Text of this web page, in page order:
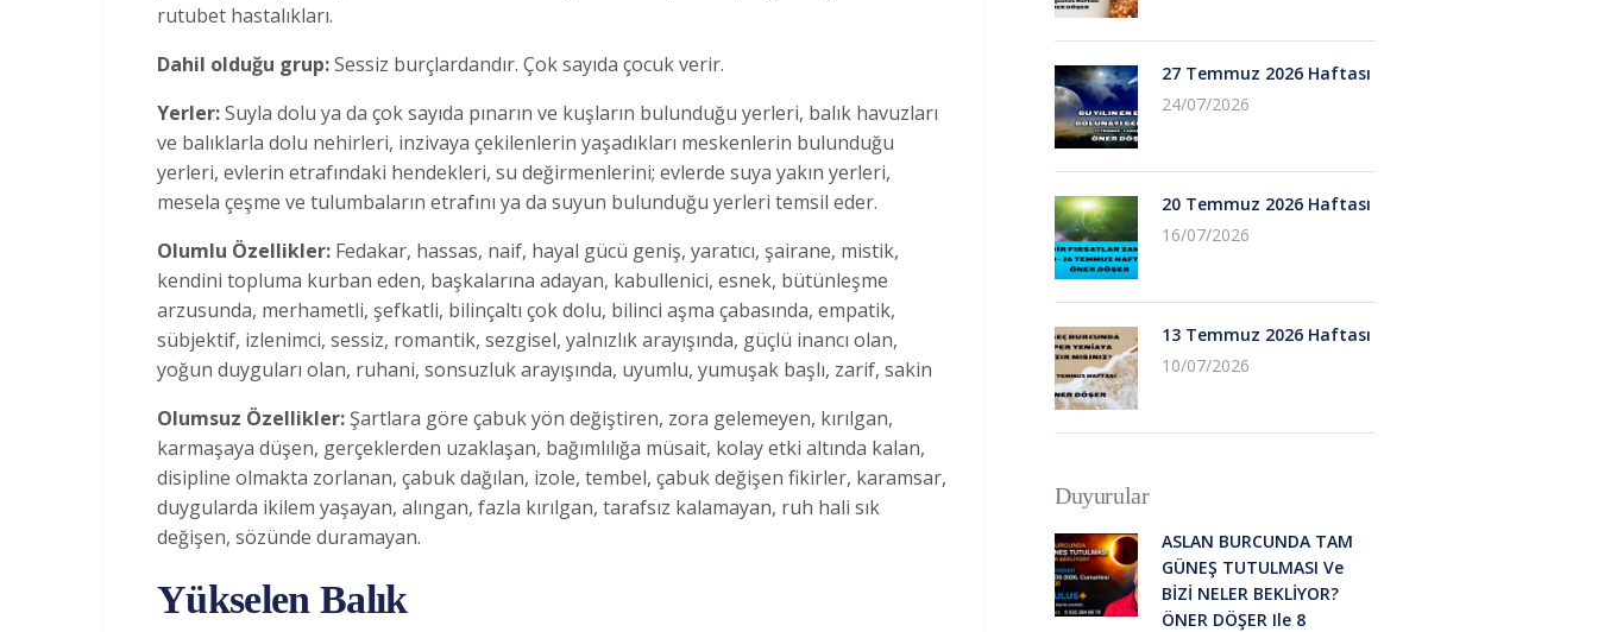
rutubet hastalıkları.
Dahil olduğu grup:Sessiz burçlardandır. Çok sayıda çocuk verir.
Yerler:Suyla dolu ya da çok sayıda pınarın ve kuşların bulunduğu yerleri, balık havuzları
ve balıklarla dolu nehirleri, inzivaya çekilenlerin yaşadıkları meskenlerin bulunduğu
yerleri, evlerin etrafındaki hendekleri, su değirmenlerini; evlerde suya yakın yerleri,
mesela çeşme ve tulumbaların etrafını ya da suyun bulunduğu yerleri temsil eder.
Olumlu Özellikler: Fedakar, hassas, naif, hayal gücü geniş, yaratıcı, şairane, mistik,
kendini topluma kurban eden, başkalarına adayan, kabullenici, esnek, bütünleşme
arzusunda, merhametli, şefkatli, bilinçaltı çok dolu, bilinci aşma çabasında, empatik,
sübjektif, izlenimci, sessiz, romantik, sezgisel, yalnızlık arayışında, güçlü inancı olan,
yoğun duyguları olan, ruhani, sonsuzluk arayışında, uyumlu, yumuşak başlı, zarif, sakin
Olumsuz Özellikler: Şartlara göre çabuk yön değiştiren, zora gelemeyen, kırılgan,
karmaşaya düşen, gerçeklerden uzaklaşan, bağımlılığa müsait, kolay etki altında kalan,
disipline olmakta zorlanan, çabuk dağılan, izole, tembel, çabuk değişen fikirler, karamsar,
duygularda ikilem yaşayan, alıngan, fazla kırılgan, tarafsız kalamayan, ruh hali sık
değişen, sözünde duramayan.
Yükselen Balık
27 Temmuz 2026 Haftası
24/07/2026
20 Temmuz 2026 Haftası
16/07/2026
13 Temmuz 2026 Haftası
10/07/2026
Duyurular
ASLAN BURCUNDA TAM
GÜNEŞ TUTULMASI Ve
BİZİ NELER BEKLİYOR?
ÖNER DÖŞER Ile 8